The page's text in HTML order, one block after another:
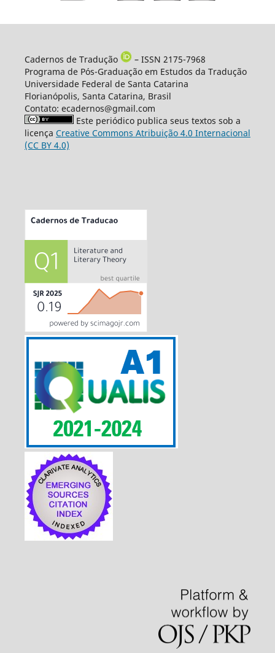
Cadernos de Tradução
– ISSN 2175-7968
Programa de Pós-Graduação em Estudos da Tradução
Universidade Federal de Santa Catarina
Florianópolis, Santa Catarina, Brasil
Contato: ecadernos@gmail.com
Este periódico publica seus textos sob a
licença Creative Commons Atribuição 4.0 Internacional
(CC BY 4.0)